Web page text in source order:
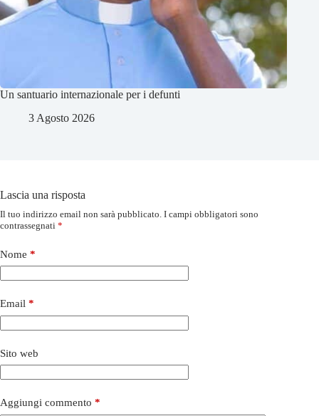
Un santuario internazionale per i defunti
3 Agosto 2026
Lascia una risposta
Il tuo indirizzo email non sarà pubblicato. I campi obbligatori sono
contrassegnati *
Nome *
Email *
Sito web
Aggiungi commento *